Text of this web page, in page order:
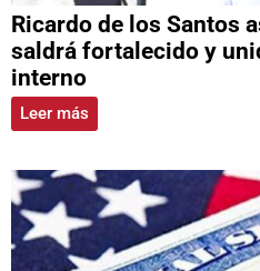
Ricardo de los Santos
saldrá fortalecido y
interno
Leer más